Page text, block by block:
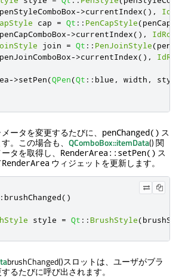
->currentIndex() ,
cap = Qt :: PenCapStyle(
->currentIndex() , IdRole
join = Qt :: PenJoinStyle(
->currentIndex() ,
->setPen(QPen(Qt :: blue , width , style
ータを変更するたびに、 penChanged() ス
。この場合も、 QComboBox::itemData() 関
タを取得し、 RenderArea::setPen() ス
RenderArea ウィジェットを更新します。
brushChanged()
style = Qt ::BrushStyle(
brushChanged()スロットは、ユーザがブラ
るたびに呼び出されます。